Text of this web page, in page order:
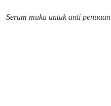
Serum muka untuk anti penuaan